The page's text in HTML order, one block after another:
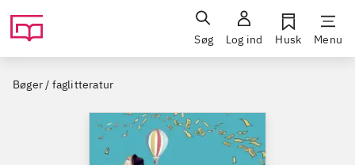
Søg Log ind Husk Menu
Bøger / faglitteratur